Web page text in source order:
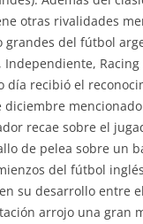
otras rivalidades
grandes del fútbol
Independiente, Racing
día recibió el
diciembre
recae sobre el
de pelea sobre un
del fútbol
su desarrollo entre
arrojo una gran